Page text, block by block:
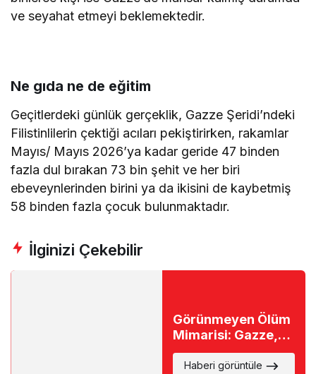
ve seyahat etmeyi beklemektedir.
Ne gıda ne de eğitim
Geçitlerdeki günlük gerçeklik, Gazze Şeridi’ndeki
Filistinlilerin çektiği acıları pekiştirirken, rakamlar
Mayıs/ Mayıs 2026’ya kadar geride 47 binden
fazla dul bırakan 73 bin şehit ve her biri
ebeveynlerinden birini ya da ikisini de kaybetmiş
58 binden fazla çocuk bulunmaktadır.
İlginizi Çekebilir
Görünmeyen Ölüm
Mimarisi: Gazze,
Yavaş Öldürme
Savaşı Altında
Haberi görüntüle